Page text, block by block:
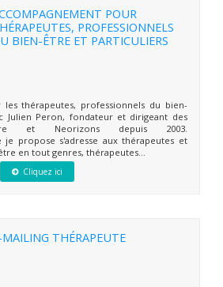
POUR
PROFESSIONNELS
BIEN-ÊTRE ET PARTICULIERS
les thérapeutes, professionnels du bien-
Julien Peron, fondateur et dirigeant des
et Neorizons depuis 2003.
je propose s'adresse aux thérapeutes et
en tout genres, thérapeutes...
Cliquez ici
MAILING THÉRAPEUTE